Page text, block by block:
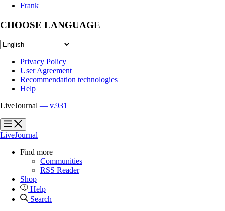
Frank
CHOOSE LANGUAGE
Privacy Policy
User Agreement
Recommendation technologies
Help
LiveJournal — v.931
?
?
LiveJournal
Find more
Communities
RSS Reader
Shop
Help
Search